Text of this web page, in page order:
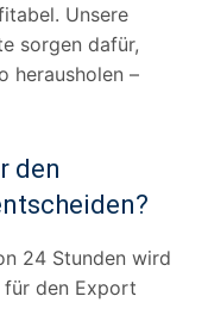
Unsere
sorgen dafür,
herausholen –
den
24 Stunden wird
den Export